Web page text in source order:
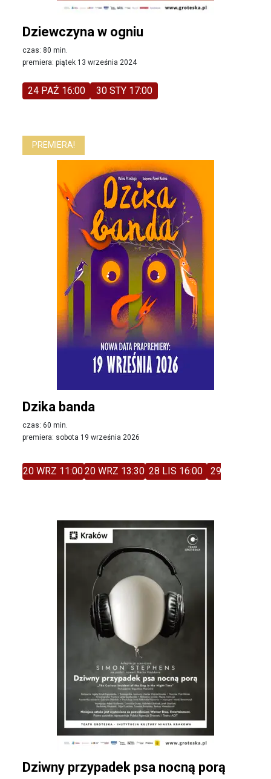
Dziewczyna w ogniu
czas: 80 min.
premiera: piątek 13 września 2024
24 PAŹ 16:00 30 STY 17:00
PREMIERA!
Dzika banda
czas: 60 min.
premiera: sobota 19 września 2026
20 WRZ 11:0020 WRZ 13:30 28 LIS 16:00 29 LIS 11:00
Dziwny przypadek psa nocną porą